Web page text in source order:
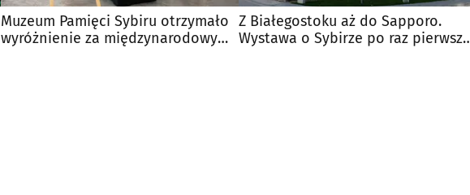
Muzeum Pamięci Sybiru otrzymało
wyróżnienie za międzynarodowy
Z Białegostoku aż do Sapporo.
Wystawa o Sybirze po raz pierwszy